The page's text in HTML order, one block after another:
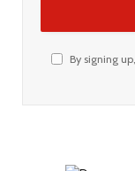
By signing